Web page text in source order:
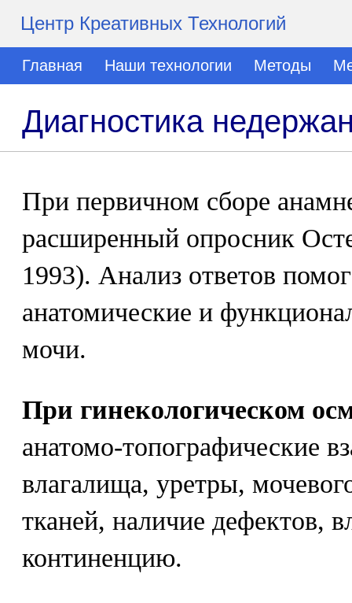
Центр Креативных Технологий
Главная Наши технологии Методы
Диагностика
При первичном сборе
расширенный опросник
1993). Анализ ответов
анатомические и
мочи.
При гинекологическом
анатомо-топографические
влагалища, уретры,
тканей, наличие дефектов,
континенцию.